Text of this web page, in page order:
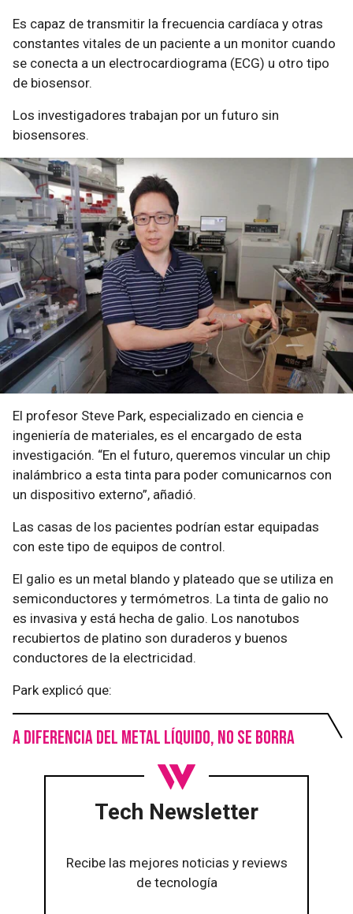
Es capaz de transmitir la frecuencia cardíaca y otras
constantes vitales de un paciente a un monitor cuando
se conecta a un electrocardiograma (ECG) u otro tipo
de biosensor.
Los investigadores trabajan por un futuro sin
biosensores.
El profesor Steve Park, especializado en ciencia e
ingeniería de materiales, es el encargado de esta
investigación. “En el futuro, queremos vincular un chip
inalámbrico a esta tinta para poder comunicarnos con
un dispositivo externo”, añadió.
Las casas de los pacientes podrían estar equipadas
con este tipo de equipos de control.
El galio es un metal blando y plateado que se utiliza en
semiconductores y termómetros. La tinta de galio no
es invasiva y está hecha de galio. Los nanotubos
recubiertos de platino son duraderos y buenos
conductores de la electricidad.
Park explicó que:
A diferencia del metal líquido, no se borra
Tech Newsletter
Recibe las mejores noticias y reviews
de tecnología